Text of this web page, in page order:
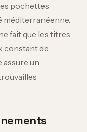
pochettes
méditerranéenne.
fait que les titres
constant de
assure un